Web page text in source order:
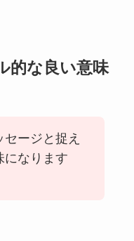
的な良い意味
ージと捉え
になります